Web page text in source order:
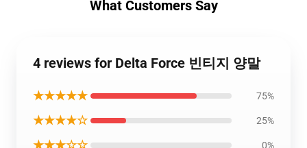
What Customers Say
4 reviews for Delta Force 빈티지 양말
★★★★★ 75%
★★★★☆ 25%
★★★☆☆ 0%